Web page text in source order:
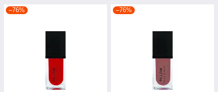
–76% –76%